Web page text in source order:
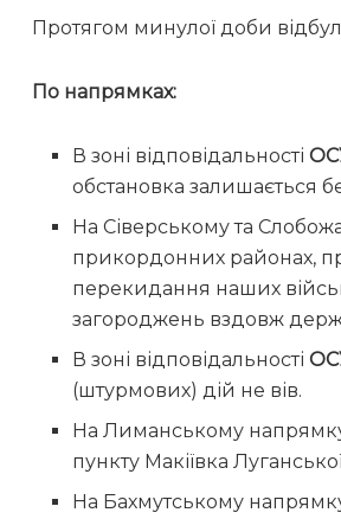
Протягом минулої доби
По напрямках:
В зоні відповідальності
обстановка залишається
На Сіверському та
прикордонних районах,
перекидання наших
загороджень вздовж
В зоні відповідальності
(штурмових) дій не вів.
На Лиманському
пункту Макіївка
На Бахмутському